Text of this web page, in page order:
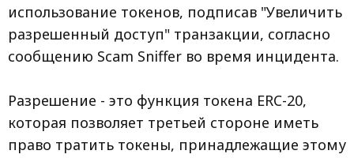
использование токенов, подписав "Увеличить
разрешенный доступ" транзакции, согласно
сообщению Scam Sniffer во время инцидента.
Разрешение - это функция токена ERC-20,
которая позволяет третьей стороне иметь
право тратить токены, принадлежащие этому